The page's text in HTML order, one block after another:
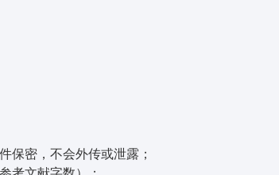
保密，不会外传或泄露；